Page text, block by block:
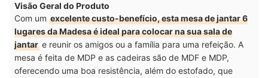
Visão Geral do Produto
Com um excelente custo-benefício, esta mesa de jantar 6
lugares da Madesa é ideal para colocar na sua sala de
jantar e reunir os amigos ou a família para uma refeição. A
mesa é feita de MDP e as cadeiras são de MDF e MDP,
oferecendo uma boa resistência, além do estofado, que